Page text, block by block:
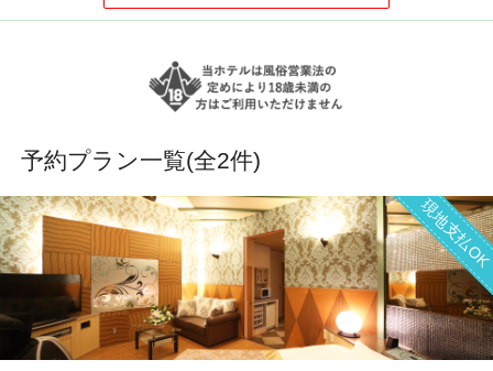
予約プラン一覧(全2件)
現地支払OK